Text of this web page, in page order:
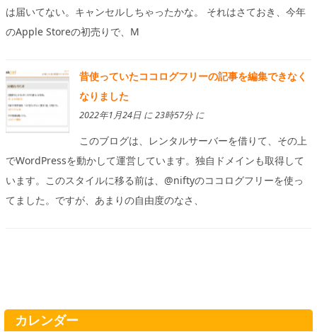
は届いてない。キャンセルしちゃったかな。 それはさておき、今年
のApple Storeの初売りで、M
昔使っていたココログフリーの記事を編集できなく
なりました
2022年1月24日 に 23時57分 に
このブログは、レンタルサーバーを借りて、その上
でWordPressを動かして運営しています。独自ドメインも取得して
います。このスタイルに移る前は、@niftyのココログフリーを使っ
てました。ですが、あまりの自由度のなさ、
カレンダー